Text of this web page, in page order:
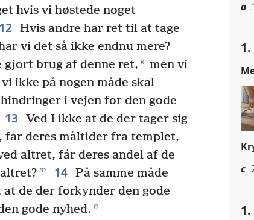
hvis vi høstede noget
12 Hvis andre har ret til at tage
vi det så ikke endnu mere?
brug af denne ret, k men vi
ikke på nogen måde skal
i vejen for den gode
13
Ved I ikke at de der tager sig
får deres måltider fra templet,
altret, får deres andel af de
m 14 På samme måde
de der forkynder den gode
gode nyhed. n
a
c